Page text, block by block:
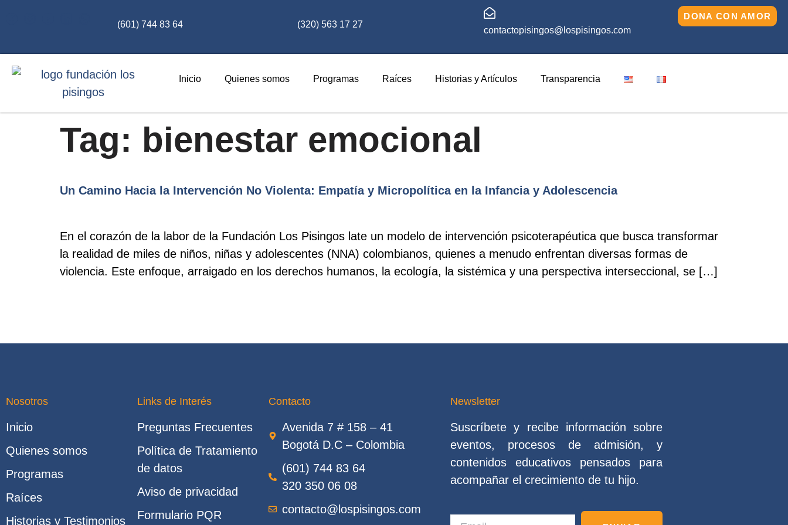
(601) 744 83 64 (320) 563 17 27
contactopisingos@lospisingos.com
DONA CON AMOR
Inicio Quienes somos Programas Raíces Historias y Artículos Transparencia
Tag: bienestar emocional
Un Camino Hacia la Intervención No Violenta: Empatía y Micropolítica en la Infancia y Adolescencia
En el corazón de la labor de la Fundación Los Pisingos late un modelo de intervención psicoterapéutica que busca transformar
la realidad de miles de niños, niñas y adolescentes (NNA) colombianos, quienes a menudo enfrentan diversas formas de
violencia. Este enfoque, arraigado en los derechos humanos, la ecología, la sistémica y una perspectiva interseccional, se […]
Nosotros
Inicio
Quienes somos
Programas
Raíces
Historias y Testimonios
Links de Interés
Preguntas Frecuentes
Política de Tratamiento
de datos
Aviso de privacidad
Formulario PQR
Contacto
Avenida 7 # 158 – 41
Bogotá D.C – Colombia
(601) 744 83 64
320 350 06 08
contacto@lospisingos.com
Newsletter
Suscríbete y recibe información sobre
eventos, procesos de admisión, y
contenidos educativos pensados para
acompañar el crecimiento de tu hijo.